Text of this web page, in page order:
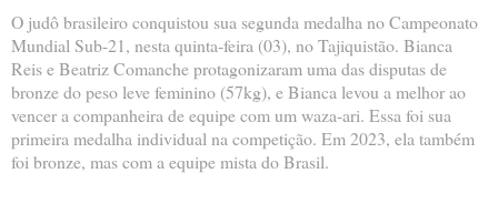
O judô brasileiro conquistou sua segunda medalha no Campeonato
Mundial Sub-21, nesta quinta-feira (03), no Tajiquistão. Bianca
Reis e Beatriz Comanche protagonizaram uma das disputas de
bronze do peso leve feminino (57kg), e Bianca levou a melhor ao
vencer a companheira de equipe com um waza-ari. Essa foi sua
primeira medalha individual na competição. Em 2023, ela também
foi bronze, mas com a equipe mista do Brasil.